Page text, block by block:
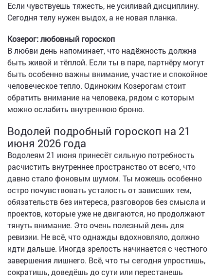
Если чувствуешь тяжесть, не усиливай дисциплину.
Сегодня телу нужен выдох, а не новая планка.
Козерог: любовный гороскоп
В любви день напоминает, что надёжность должна
быть живой и тёплой. Если ты в паре, партнёру могут
быть особенно важны внимание, участие и спокойное
человеческое тепло. Одиноким Козерогам стоит
обратить внимание на человека, рядом с которым
можно ослабить внутреннюю броню.
Водолей подробный гороскоп на 21
июня 2026 года
Водолеям 21 июня принесёт сильную потребность
расчистить внутреннее пространство от всего, что
давно стало фоновым шумом. Ты можешь особенно
остро почувствовать усталость от зависших тем,
обязательств без интереса, разговоров без смысла и
проектов, которые уже не двигаются, но продолжают
тянуть внимание. Это очень полезный день для
ревизии. Не всё, что однажды вдохновляло, должно
идти дальше. Иногда зрелость начинается с честного
завершения лишнего. Всё, что ты сегодня упростишь,
сократишь, доведёшь до сути или перестанешь